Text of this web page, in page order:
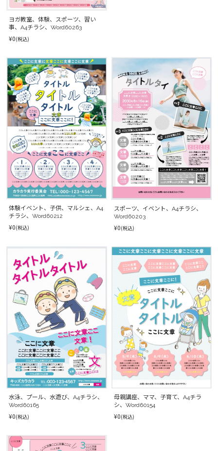
ヨガ教室、体験、スポーツ、習い
事、A4チラシ、Word60263
¥0(税込)
体験イベント、子供、マルシェ、A4
チラシ、Word60212
¥0(税込)
スポーツ、イベント、A4チラシ、
Word60203
¥0(税込)
水泳、プール、水遊び、A4チラシ、
Word60165
¥0(税込)
母親講座、ママ、子育て、A4チラ
シ、Word60154
¥0(税込)